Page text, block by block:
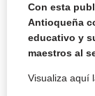
Con esta
Antioqueña
educativo y
maestros al
Visualiza aquí